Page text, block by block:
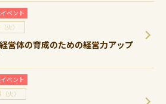
ベント
火）
営体の育成のための経営力アップ
ベント
火）